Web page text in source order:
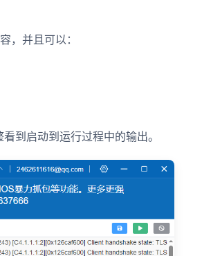
，并且可以：
到启动到运行过程中的输出。